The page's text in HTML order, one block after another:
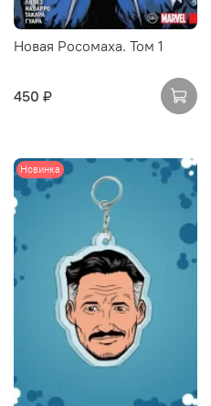
Новая Росомаха. Том 1
450 ₽
Новинка